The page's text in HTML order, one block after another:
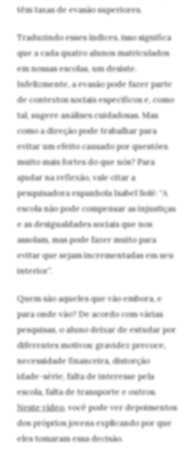
têm taxas de evasão superiores.
Traduzindo esses índices, isso significa
que a cada quatro alunos matriculados
em nossas escolas, um desiste.
Infelizmente, a evasão pode fazer parte
de contextos sociais específicos e, como
tal, sugere análises cuidadosas. Mas
como a direção pode trabalhar para
evitar um efeito causado por questões
muito mais fortes do que nós? Para
ajudar na reflexão, vale citar a
pesquisadora espanhola Isabel Solé: “A
escola não pode compensar as injustiças
e as desigualdades sociais que nos
assolam, mas pode fazer muito para
evitar que sejam incrementadas em seu
interior”.
Quem são aqueles que vão embora, e
para onde vão? De acordo com várias
pesquisas, o aluno deixar de estudar por
diferentes motivos: gravidez precoce,
necessidade financeira, distorção
idade-série, falta de interesse pela
escola, falta de transporte e outros.
Neste vídeo, você pode ver depoimentos
dos próprios jovens explicando por que
eles tomaram essa decisão.